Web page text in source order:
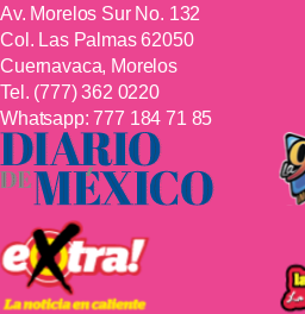
Av. Morelos Sur No. 132
Col. Las Palmas 62050
Cuernavaca, Morelos
Tel. (777) 362 0220
Whatsapp: 777 184 71 85